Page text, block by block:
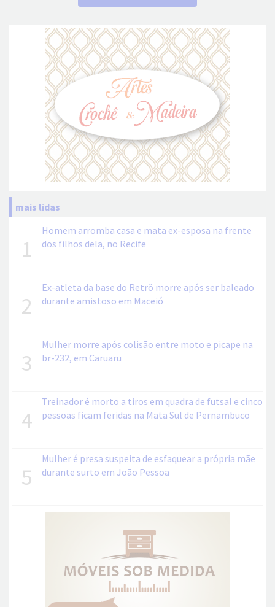
mais lidas
1
Homem arromba casa e mata ex-esposa na frente
dos filhos dela, no Recife
2
Ex-atleta da base do Retrô morre após ser baleado
durante amistoso em Maceió
3
Mulher morre após colisão entre moto e picape na
br-232, em Caruaru
4
Treinador é morto a tiros em quadra de futsal e cinco
pessoas ficam feridas na Mata Sul de Pernambuco
5
Mulher é presa suspeita de esfaquear a própria mãe
durante surto em João Pessoa